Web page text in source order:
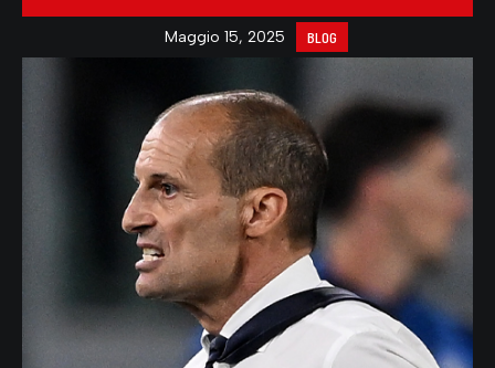
Maggio 15, 2025 BLOG